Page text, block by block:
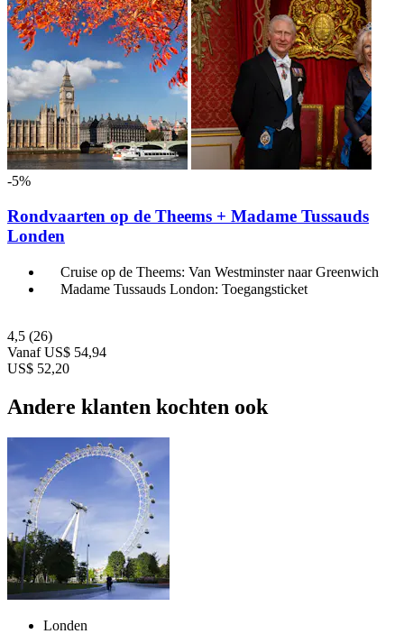
-5%
Rondvaarten op de Theems + Madame Tussauds
Londen
Cruise op de Theems: Van Westminster naar Greenwich
Madame Tussauds London: Toegangsticket
4,5 (26)
Vanaf US$ 54,94
US$ 52,20
Andere klanten kochten ook
Londen